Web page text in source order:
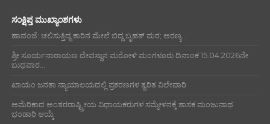
ಸಂಕ್ಷಿಪ್ತ ಮುಖ್ಯಾಂಶಗಳು
ಹಾವಂಜೆ: ಚಲಿಸುತ್ತಿದ್ದ ಕಾರಿನ ಮೇಲೆ ಬಿದ್ದ ಬೃಹತ್ ಮರ; ಅರಣ್ಯ...
ಶ್ರೀ ಸೂರ್ಯನಾರಾಯಣ ದೇವಸ್ಥಾನ ಮರೋಳಿ ಮಂಗಳೂರು ದಿನಾಂಕ 15.04.2026ನೇ
ಬುಧವಾರ...
ಖಾಯಂ ಜನತಾ ನ್ಯಾಯಾಲಯದಲ್ಲಿ ಪ್ರಕರಣಗಳ ತ್ವರಿತ ವಿಲೇವಾರಿ
ಅಮೆರಿಕಾದ ಅಂತರರಾಷ್ಟ್ರೀಯ ವಿಧಾಯಕರುಗಳ ಸಮ್ಮೇಳನಕ್ಕೆ ಶಾಸಕ ಮಂಜುನಾಥ
ಭಂಡಾರಿ ಆಯ್ಕೆ